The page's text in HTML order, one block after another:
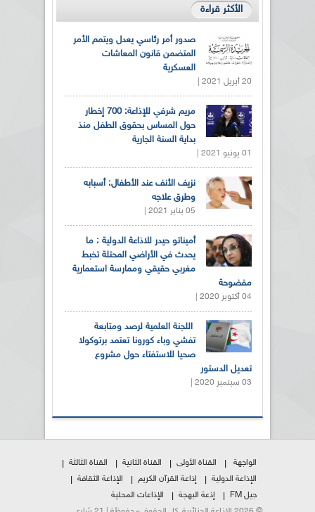
الأكثر قراءة
صدور أمر رئاسي يعدل ويتمم الأمر
المتضمن قانون المعاشات
العسكرية
20 أبريل 2021 |
مريم شرفي للإذاعة: 700 إخطار
حول المساس بحقوق الطفل منذ
بداية السنة الجارية
01 يونيو 2021 |
نزيف الأنف عند الأطفال: أسبابه
وطرق علاجه
05 يناير 2021 |
أميناتو حيدر للاذاعة الدولية : ما
يحدث في الأراضي المحتلة تخبط
مغربي حقيقي وممارسة استعمارية
مفضوحة
04 أكتوبر 2020 |
اللجنة العلمية لرصد ومتابعة
تفشي وباء كورونا تعتمد برتوكولا
صحيا للاستفتاء حول مشروع
تعديل الدستور
03 سبتمبر 2020 |
الواجهة القناة الأولى القناة الثانية
القناة الثالثة
الإذاعة الدولية
إذاعة القرآن الكريم
الإذاعة الثقافة
جيل FM
إذعة البهجة
الإذاعات المحلية